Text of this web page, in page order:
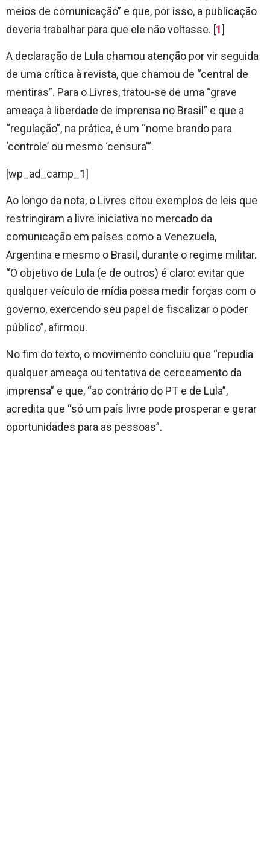
meios de comunicação” e que, por isso, a publicação
deveria trabalhar para que ele não voltasse. [1]
A declaração de Lula chamou atenção por vir seguida
de uma crítica à revista, que chamou de “central de
mentiras”. Para o Livres, tratou-se de uma “grave
ameaça à liberdade de imprensa no Brasil” e que a
“regulação”, na prática, é um “nome brando para
‘controle’ ou mesmo ‘censura'”.
[wp_ad_camp_1]
Ao longo da nota, o Livres citou exemplos de leis que
restringiram a livre iniciativa no mercado da
comunicação em países como a Venezuela,
Argentina e mesmo o Brasil, durante o regime militar.
“O objetivo de Lula (e de outros) é claro: evitar que
qualquer veículo de mídia possa medir forças com o
governo, exercendo seu papel de fiscalizar o poder
público”, afirmou.
No fim do texto, o movimento concluiu que “repudia
qualquer ameaça ou tentativa de cerceamento da
imprensa” e que, “ao contrário do PT e de Lula”,
acredita que “só um país livre pode prosperar e gerar
oportunidades para as pessoas”.